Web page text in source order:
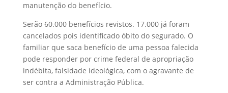
manutenção do benefício.
Serão 60.000 benefícios revistos. 17.000 já foram
cancelados pois identificado óbito do segurado. O
familiar que saca benefício de uma pessoa falecida
pode responder por crime federal de apropriação
indébita, falsidade ideológica, com o agravante de
ser contra a Administração Pública.